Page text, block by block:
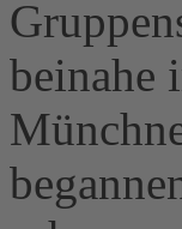
beinahe